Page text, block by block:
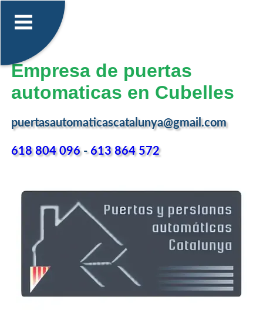
Empresa de puertas
automaticas en Cubelles
puertasautomaticascatalunya@gmail.com
618 804 096-613 864 572